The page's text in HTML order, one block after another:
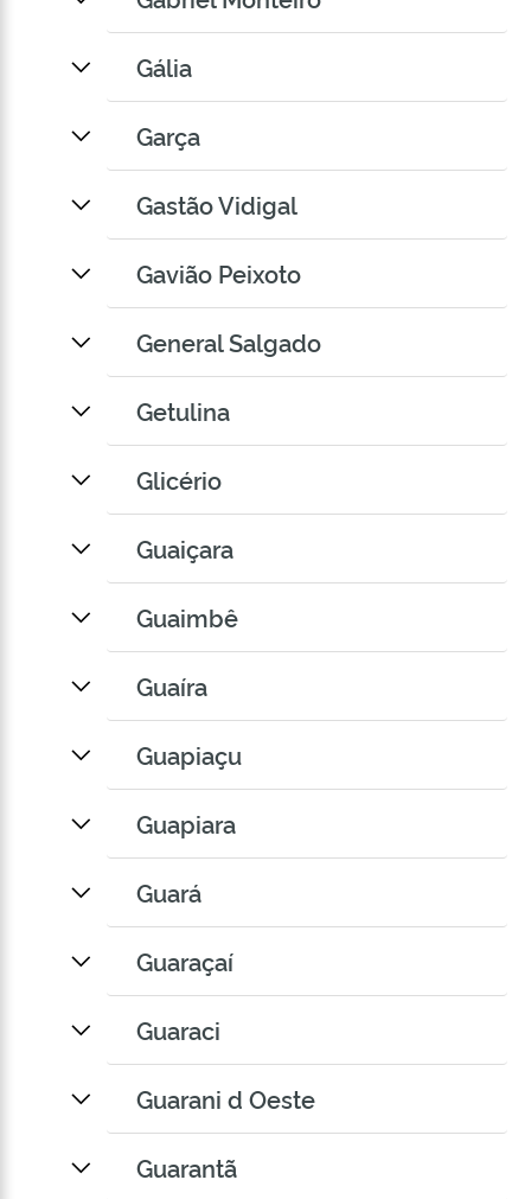
Gália
Garça
Gastão Vidigal
Gavião Peixoto
General Salgado
Getulina
Glicério
Guaiçara
Guaimbê
Guaíra
Guapiaçu
Guapiara
Guará
Guaraçaí
Guaraci
Guarani d Oeste
Guarantã